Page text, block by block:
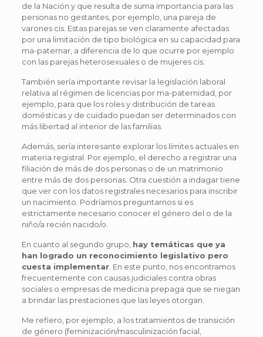
de la Nación y que resulta de suma importancia para las
personas no gestantes, por ejemplo, una pareja de
varones cis. Estas parejas se ven claramente afectadas
por una limitación de tipo biológica en su capacidad para
ma-paternar, a diferencia de lo que ocurre por ejemplo
con las parejas heterosexuales o de mujeres cis.
También sería importante revisar la legislación laboral
relativa al régimen de licencias por ma-paternidad, por
ejemplo, para que los roles y distribución de tareas
domésticas y de cuidado puedan ser determinados con
más libertad al interior de las familias.
Además, sería interesante explorar los límites actuales en
materia registral. Por ejemplo, el derecho a registrar una
filiación de más de dos personas o de un matrimonio
entre más de dos personas. Otra cuestión a indagar tiene
que ver con los datos registrales necesarios para inscribir
un nacimiento. Podríamos preguntarnos si es
estrictamente necesario conocer el género del o de la
niño/a recién nacido/o.
En cuanto al segundo grupo, hay temáticas que ya
han logrado un reconocimiento legislativo pero
cuesta implementar. En este punto, nos encontramos
frecuentemente con causas judiciales contra obras
sociales o empresas de medicina prepaga que se niegan
a brindar las prestaciones que las leyes otorgan.
Me refiero, por ejemplo, a los tratamientos de transición
de género (feminización/masculinización facial,